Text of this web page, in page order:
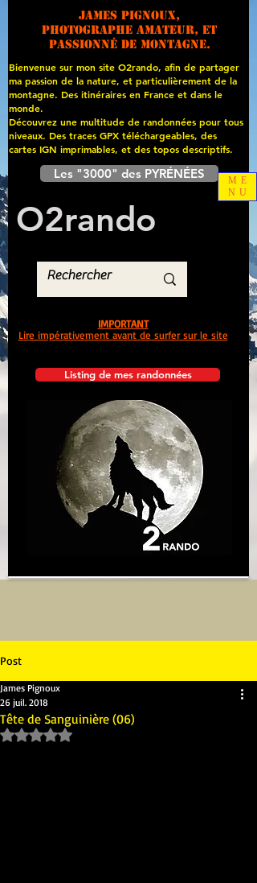
James PIGNOUX,
photographe amateur, et
passionné de montagne.
Bienvenue sur mon site O2rando, afin de partager
ma passion de la nature, et particulièrement de la
montagne. Des itinéraires en France et dans le
monde.
Découvrez une multitude de randonnées pour tous
niveaux. Des traces GPX téléchargeables, des
cartes IGN imprimables, et des topos descriptifs.
Les "3000" des PYRÉNÉES
O2rando
Listing de mes randonnées
IMPORTANT
Lire impérativement avant de surfer sur le site
ME
NU
Post
Tête de Sanguinière (06)
James Pignoux
26 juil. 2018
Noté NaN étoiles sur 5.